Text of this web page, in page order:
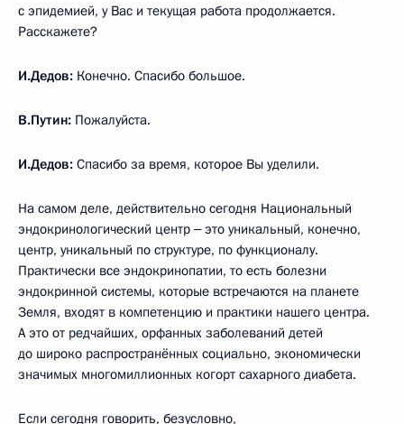
с эпидемией, у Вас и текущая работа продолжается.
Расскажете?
И.Дедов: Конечно. Спасибо большое.
В.Путин: Пожалуйста.
И.Дедов: Спасибо за время, которое Вы уделили.
На самом деле, действительно сегодня Национальный
эндокринологический центр ‒ это уникальный, конечно,
центр, уникальный по структуре, по функционалу.
Практически все эндокринопатии, то есть болезни
эндокринной системы, которые встречаются на планете
Земля, входят в компетенцию и практики нашего центра.
А это от редчайших, орфанных заболеваний детей
до широко распространённых социально, экономически
значимых многомиллионных когорт сахарного диабета.
Если сегодня говорить, безусловно,